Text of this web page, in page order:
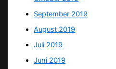
September 2019
August 2019
Juli 2019
Juni 2019